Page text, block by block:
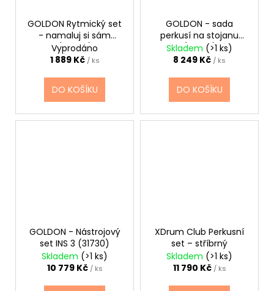
GOLDON Rytmický set
- namaluj si sám
(30050)
Vyprodáno
1 889 Kč / ks
DO KOŠÍKU
GOLDON - sada
perkusí na stojanu
(33835)
Skladem (>1 ks)
8 249 Kč / ks
DO KOŠÍKU
GOLDON - Nástrojový
set INS 3 (31730)
Skladem (>1 ks)
10 779 Kč / ks
XDrum Club Perkusní
set – stříbrný
Skladem (>1 ks)
11 790 Kč / ks